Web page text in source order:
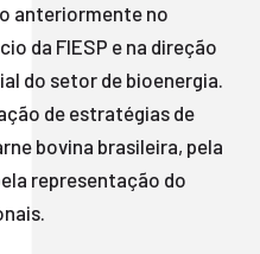
anteriormente no
da FIESP e na direção
do setor de bioenergia.
de estratégias de
bovina brasileira, pela
representação do